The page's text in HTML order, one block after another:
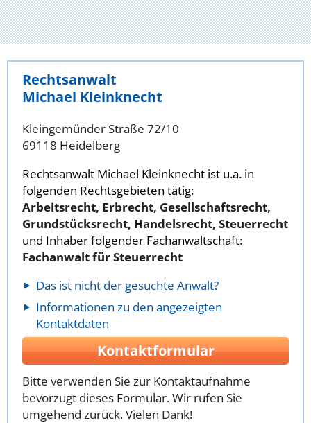
Rechtsanwalt
Michael Kleinknecht
Kleingemünder Straße 72/10
69118 Heidelberg
Rechtsanwalt Michael Kleinknecht ist u.a. in
folgenden Rechtsgebieten tätig:
Arbeitsrecht, Erbrecht, Gesellschaftsrecht,
Grundstücksrecht, Handelsrecht, Steuerrecht
und Inhaber folgender Fachanwaltschaft:
Fachanwalt für Steuerrecht
Das ist nicht der gesuchte Anwalt?
Informationen zu den angezeigten
Kontaktdaten
Kontaktformular
Bitte verwenden Sie zur Kontaktaufnahme
bevorzugt dieses Formular. Wir rufen Sie
umgehend zurück. Vielen Dank!